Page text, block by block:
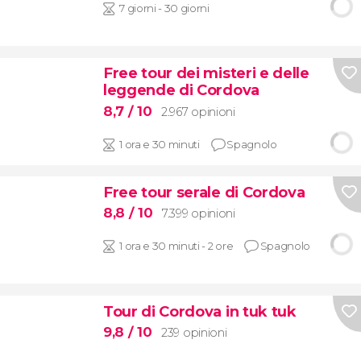
7 giorni - 30 giorni
Free tour dei misteri e delle
leggende di Cordova
8,7 / 10 2.967 opinioni
1 ora e 30 minuti Spagnolo
Free tour serale di Cordova
8,8 / 10 7.399 opinioni
1 ora e 30 minuti - 2 ore Spagnolo
Tour di Cordova in tuk tuk
9,8 / 10 239 opinioni